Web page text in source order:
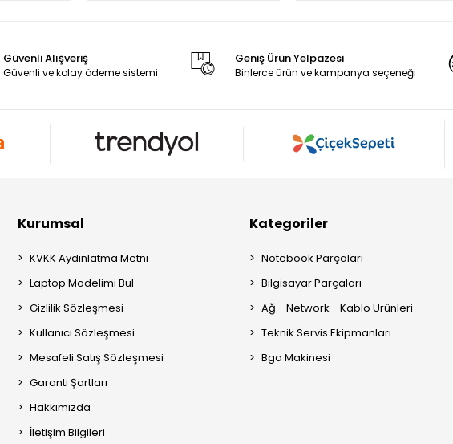
Güvenli Alışveriş
Güvenli ve kolay ödeme sistemi
Geniş Ürün Yelpazesi
Binlerce ürün ve kampanya seçeneği
Kurumsal
KVKK Aydınlatma Metni
Laptop Modelimi Bul
Gizlilik Sözleşmesi
Kullanıcı Sözleşmesi
Mesafeli Satış Sözleşmesi
Garanti Şartları
Hakkımızda
İletişim Bilgileri
Kategoriler
Notebook Parçaları
Bilgisayar Parçaları
Ağ - Network - Kablo Ürünleri
Teknik Servis Ekipmanları
Bga Makinesi